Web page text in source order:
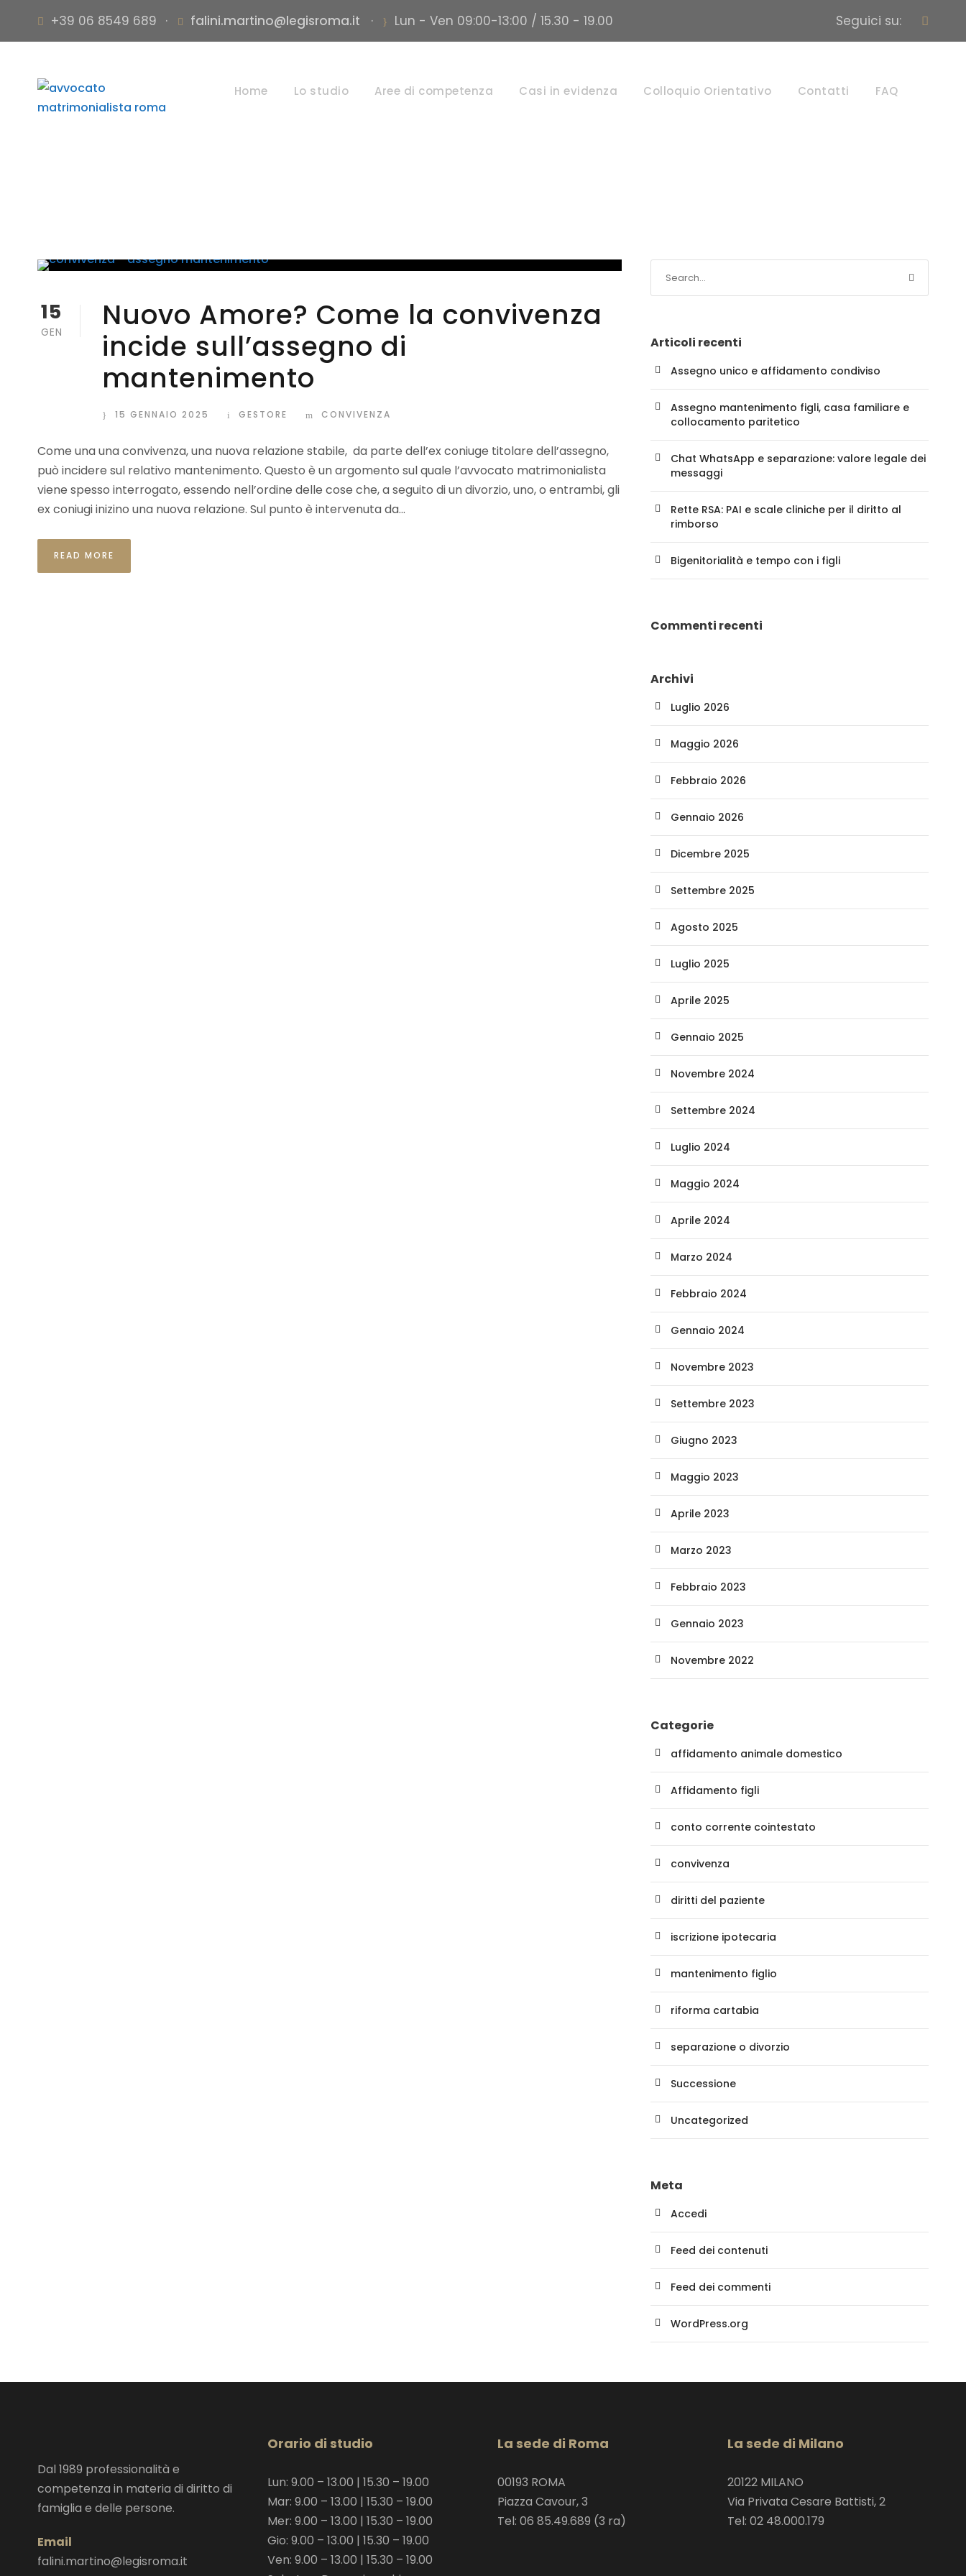
+39 06 8549 689 · falini.martino@legisroma.it · Lun - Ven 09:00-13:00 / 15.30 - 19.00 Seguici su:
Home Lo studio Aree di competenza Casi in evidenza Colloquio Orientativo Contatti FAQ
15
GEN
Nuovo Amore? Come la convivenza
incide sull’assegno di
mantenimento
15 GENNAIO 2025 GESTORE CONVIVENZA
Come una una convivenza, una nuova relazione stabile, da parte dell’ex coniuge titolare dell’assegno,
può incidere sul relativo mantenimento. Questo è un argomento sul quale l’avvocato matrimonialista
viene spesso interrogato, essendo nell’ordine delle cose che, a seguito di un divorzio, uno, o entrambi, gli
ex coniugi inizino una nuova relazione. Sul punto è intervenuta da...
READ MORE
Articoli recenti
Assegno unico e affidamento condiviso
Assegno mantenimento figli, casa familiare e
collocamento paritetico
Chat WhatsApp e separazione: valore legale dei
messaggi
Rette RSA: PAI e scale cliniche per il diritto al
rimborso
Bigenitorialità e tempo con i figli
Commenti recenti
Archivi
Luglio 2026
Maggio 2026
Febbraio 2026
Gennaio 2026
Dicembre 2025
Settembre 2025
Agosto 2025
Luglio 2025
Aprile 2025
Gennaio 2025
Novembre 2024
Settembre 2024
Luglio 2024
Maggio 2024
Aprile 2024
Marzo 2024
Febbraio 2024
Gennaio 2024
Novembre 2023
Settembre 2023
Giugno 2023
Maggio 2023
Aprile 2023
Marzo 2023
Febbraio 2023
Gennaio 2023
Novembre 2022
Categorie
affidamento animale domestico
Affidamento figli
conto corrente cointestato
convivenza
diritti del paziente
iscrizione ipotecaria
mantenimento figlio
riforma cartabia
separazione o divorzio
Successione
Uncategorized
Meta
Accedi
Feed dei contenuti
Feed dei commenti
WordPress.org
Dal 1989 professionalità e
competenza in materia di diritto di
famiglia e delle persone.
Email
falini.martino@legisroma.it
Orario di studio
Lun: 9.00 – 13.00 | 15.30 – 19.00
Mar: 9.00 – 13.00 | 15.30 – 19.00
Mer: 9.00 – 13.00 | 15.30 – 19.00
Gio: 9.00 – 13.00 | 15.30 – 19.00
Ven: 9.00 – 13.00 | 15.30 – 19.00
La sede di Roma
00193 ROMA
Piazza Cavour, 3
Tel: 06 85.49.689 (3 ra)
La sede di Milano
20122 MILANO
Via Privata Cesare Battisti, 2
Tel: 02 48.000.179